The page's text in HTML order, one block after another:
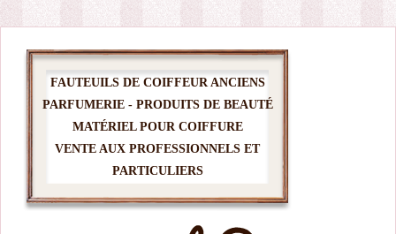
FAUTEUILS DE COIFFEUR ANCIENS
PARFUMERIE - PRODUITS DE BEAUTÉ
MATÉRIEL POUR COIFFURE
VENTE AUX PROFESSIONNELS ET
PARTICULIERS